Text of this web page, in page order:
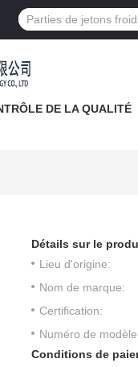
DE LA QUALITÉ
Détails sur le
Lieu d'origine:
Nom de marque:
Certification:
Numéro de
Conditions de